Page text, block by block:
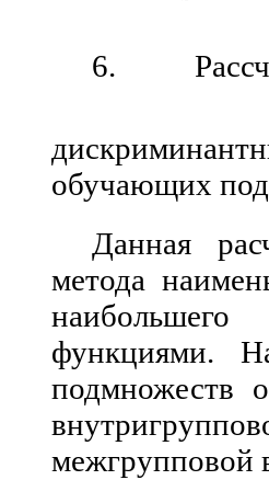
6.
обучающих
Данная
метода
функциями.
подмножеств
межгрупповой